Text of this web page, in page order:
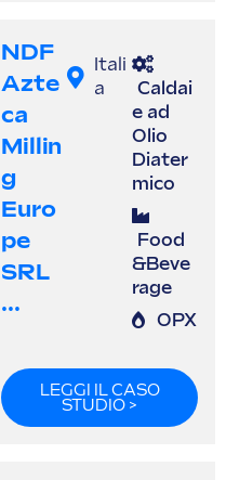
NDF
Azte
Ca
Millin
G
Euro
Pe
SRL
...
Itali
a
Caldai
e ad
Olio
Diater
mico
Food
&Beve
rage
OPX
LEGGI IL CASO
STUDIO >